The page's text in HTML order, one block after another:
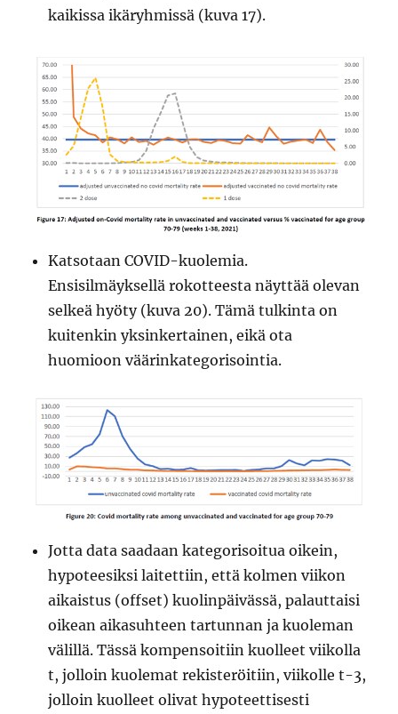
kaikissa ikäryhmissä (kuva 17).
Katsotaan COVID-kuolemia.
Ensisilmäyksellä rokotteesta näyttää olevan
selkeä hyöty (kuva 20). Tämä tulkinta on
kuitenkin yksinkertainen, eikä ota
huomioon väärinkategorisointia.
Jotta data saadaan kategorisoitua oikein,
hypoteesiksi laitettiin, että kolmen viikon
aikaistus (offset) kuolinpäivässä, palauttaisi
oikean aikasuhteen tartunnan ja kuoleman
välillä. Tässä kompensoitiin kuolleet viikolla
t, jolloin kuolemat rekisteröitiin, viikolle t-3,
jolloin kuolleet olivat hypoteettisesti